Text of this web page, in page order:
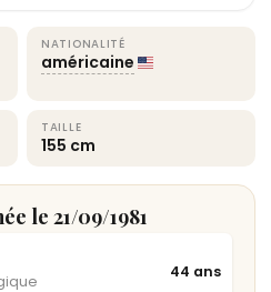
NATIONALITÉ
américaine
TAILLE
155 cm
le 21/09/1981
44 ans